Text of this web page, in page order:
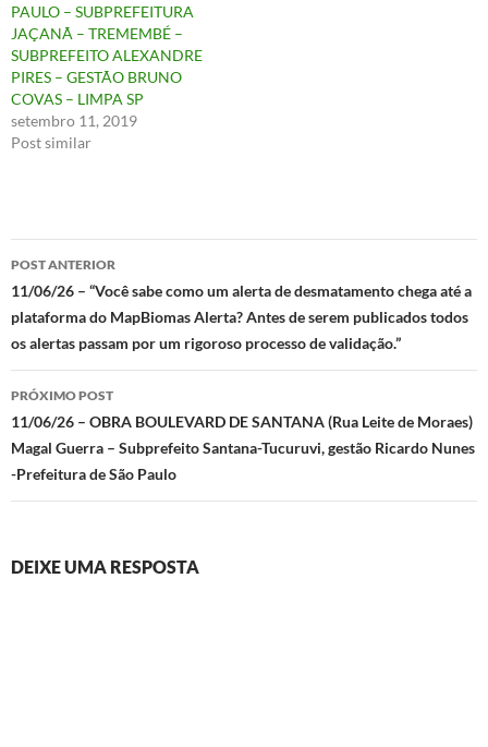
PAULO – SUBPREFEITURA
JAÇANÃ – TREMEMBÉ –
SUBPREFEITO ALEXANDRE
PIRES – GESTÃO BRUNO
COVAS – LIMPA SP
setembro 11, 2019
Post similar
Navegação
de
posts
POST ANTERIOR
11/06/26 – “Você sabe como um alerta de desmatamento chega até a
plataforma do MapBiomas Alerta? Antes de serem publicados todos
os alertas passam por um rigoroso processo de validação.”
PRÓXIMO POST
11/06/26 – OBRA BOULEVARD DE SANTANA (Rua Leite de Moraes)
Magal Guerra – Subprefeito Santana-Tucuruvi, gestão Ricardo Nunes
-Prefeitura de São Paulo
DEIXE UMA RESPOSTA